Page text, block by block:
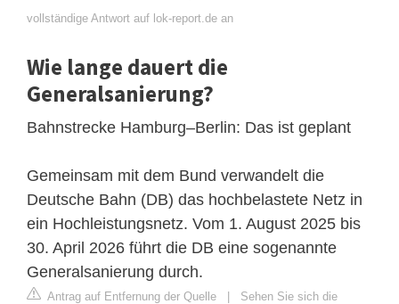
vollständige Antwort auf lok-report.de an
Wie lange dauert die
Generalsanierung?
Bahnstrecke Hamburg–Berlin: Das ist geplant
Gemeinsam mit dem Bund verwandelt die
Deutsche Bahn (DB) das hochbelastete Netz in
ein Hochleistungsnetz. Vom 1. August 2025 bis
30. April 2026 führt die DB eine sogenannte
Generalsanierung durch.
Antrag auf Entfernung der Quelle | Sehen Sie sich die